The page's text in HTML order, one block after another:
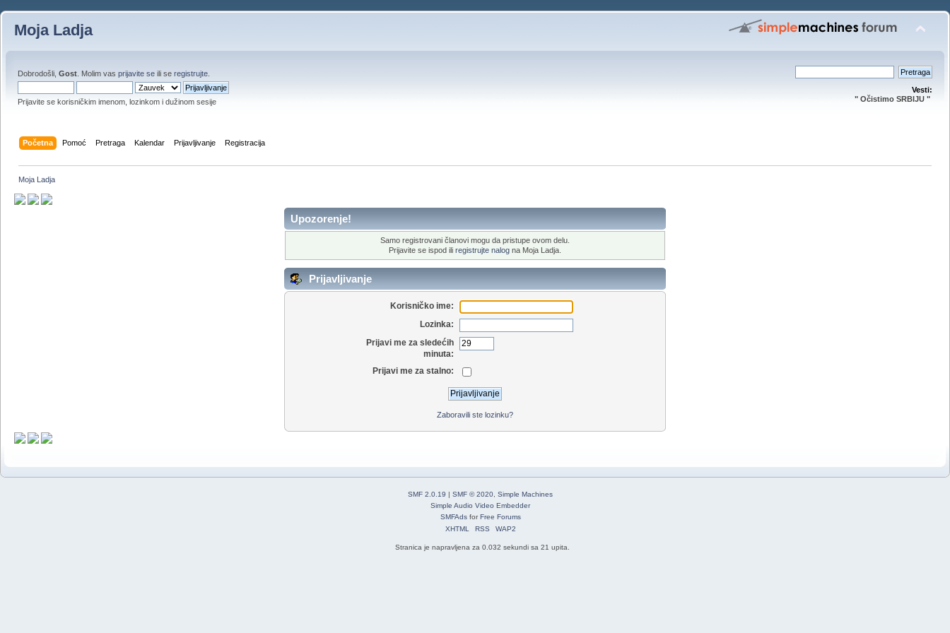
Moja Ladja
Dobrodošli, Gost . Molim vas prijavite se ili se registrujte
Prijavite se korisničkim imenom, lozinkom i dužinom sesije
Vesti:
" Očistimo SRBIJU "
Početna Pomoć Pretraga Kalendar Prijavljivanje Registracija
Moja Ladja
Upozorenje!
Samo registrovani članovi mogu da pristupe ovom delu.
Prijavite se ispod ili registrujte nalog na Moja Ladja.
Prijavljivanje
Korisničko ime:
Lozinka:
Prijavi me za sledećih
minuta:
Prijavi me za stalno:
Zaboravili ste lozinku?
SMF 2.0.19 | SMF © 2020 Simple Machines
Simple Audio Video Embedder
SMFAdsforFree Forums
XHTML
RSS WAP2
Stranica je napravljena za 0.032 sekundi sa 21 upita.